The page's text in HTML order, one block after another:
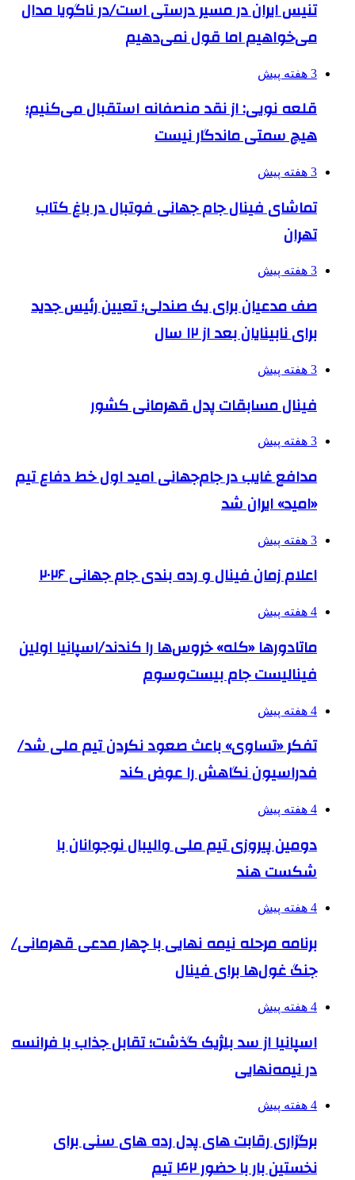
تنیس ایران در مسیر درستی است/در ناگویا مدال
می‌خواهیم اما قول نمی‌دهیم
3 هفته پیش
قلعه نویی: از نقد منصفانه استقبال می‌کنیم؛
هیچ سمتی ماندگار نیست
3 هفته پیش
تماشای فینال جام جهانی فوتبال در باغ کتاب
تهران
3 هفته پیش
صف مدعیان برای یک صندلی؛ تعیین رئیس جدید
برای نابینایان بعد از ۱۲ سال
3 هفته پیش
فینال مسابقات پدل قهرمانی کشور
3 هفته پیش
مدافع غایب در جام‌جهانی امید اول خط دفاع تیم
«امید» ایران شد
3 هفته پیش
اعلام زمان فینال و رده بندی جام جهانی ۲۰۲۶
4 هفته پیش
ماتادورها «کله» خروس‌ها را کندند/اسپانیا اولین
فینالیست جام بیست‌وسوم
4 هفته پیش
تفکر «تساوی» باعث صعود نکردن تیم ملی شد/
فدراسیون نگاهش را عوض کند
4 هفته پیش
دومین پیروزی تیم ملی والیبال نوجوانان با
شکست هند
4 هفته پیش
برنامه مرحله نیمه نهایی با چهار مدعی قهرمانی/
جنگ غول‌ها برای فینال
4 هفته پیش
اسپانیا از سد بلژیک گذشت؛ تقابل جذاب با فرانسه
در نیمه‌نهایی
4 هفته پیش
برگزاری رقابت های پدل رده های سنی برای
نخستین بار با حضور ۴۲ تیم